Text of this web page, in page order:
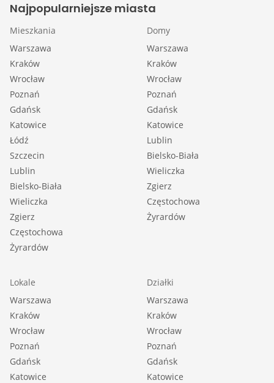
Najpopularniejsze miasta
Mieszkania
Warszawa
Kraków
Wrocław
Poznań
Gdańsk
Katowice
Łódź
Szczecin
Lublin
Bielsko-Biała
Wieliczka
Zgierz
Częstochowa
Żyrardów
Domy
Warszawa
Kraków
Wrocław
Poznań
Gdańsk
Katowice
Lublin
Bielsko-Biała
Wieliczka
Zgierz
Częstochowa
Żyrardów
Lokale
Warszawa
Kraków
Wrocław
Poznań
Gdańsk
Katowice
Działki
Warszawa
Kraków
Wrocław
Poznań
Gdańsk
Katowice